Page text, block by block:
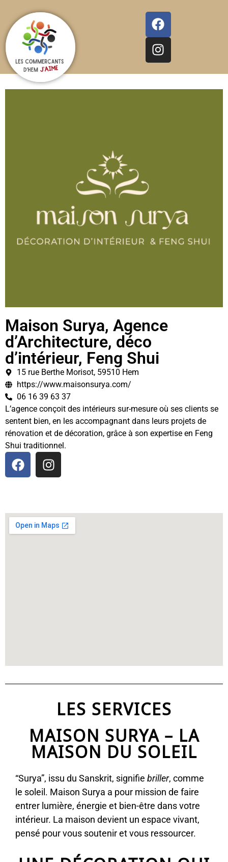
Maison Surya, Agence
d’Architecture, déco
d’intérieur, Feng Shui
15 rue Berthe Morisot, 59510 Hem
https://www.maisonsurya.com/
06 16 39 63 37
L’agence conçoit des intérieurs sur-mesure où ses clients se
sentent bien, en les accompagnant dans leurs projets de
rénovation et de décoration, grâce à son expertise en Feng
Shui traditionnel.
LES SERVICES
MAISON SURYA – LA
MAISON DU SOLEIL
“Surya”, issu du Sanskrit, signifie briller, comme
le soleil. Maison Surya a pour mission de faire
entrer lumière, énergie et bien-être dans votre
intérieur. La maison devient un espace vivant,
pensé pour vous soutenir et vous ressourcer.